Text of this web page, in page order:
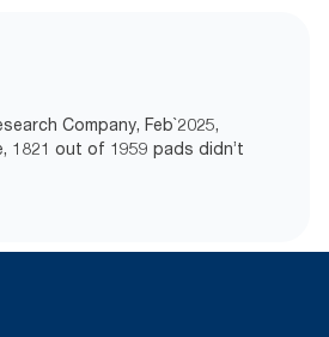
Company, Feb`2025,
1821 out of 1959 pads didn’t